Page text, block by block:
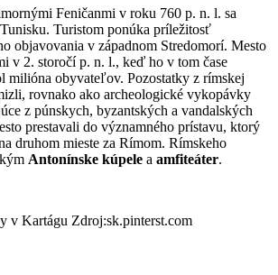
Feničanmi v roku 760 p. n. l. sa
Turistom ponúka príležitosť
objavovania v západnom Stredomorí. Mesto
v 2. storočí p. n. l., keď ho v tom čase
milióna obyvateľov. Pozostatky z rímskej
rovnako ako archeologické vykopávky
z púnskych, byzantských a vandalských
prestavali do významného prístavu, ktorý
druhom mieste za Rímom. Rímskeho
Antonínske kúpele a amfiteáter.
v Kartágu Zdroj:sk.pinterst.com